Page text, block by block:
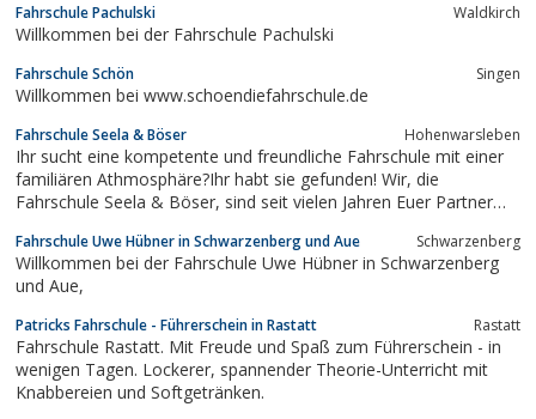
Fahrschule Pachulski Waldkirch
Willkommen bei der Fahrschule Pachulski
Fahrschule Schön Singen
Willkommen bei www.schoendiefahrschule.de
Fahrschule Seela & Böser Hohenwarsleben
Ihr sucht eine kompetente und freundliche Fahrschule mit einer
familiären Athmosphäre?Ihr habt sie gefunden! Wir, die
Fahrschule Seela & Böser, sind seit vielen Jahren Euer Partner
Hohenwarsleben.Zusätzlich zur klassischen PKW- und
Motorradausbildung bilden...
Fahrschule Uwe Hübner in Schwarzenberg und Aue Schwarzenberg
Willkommen bei der Fahrschule Uwe Hübner in Schwarzenberg
und Aue,
Patricks Fahrschule - Führerschein in Rastatt Rastatt
Fahrschule Rastatt. Mit Freude und Spaß zum Führerschein - in
wenigen Tagen. Lockerer, spannender Theorie-Unterricht mit
Knabbereien und Softgetränken.